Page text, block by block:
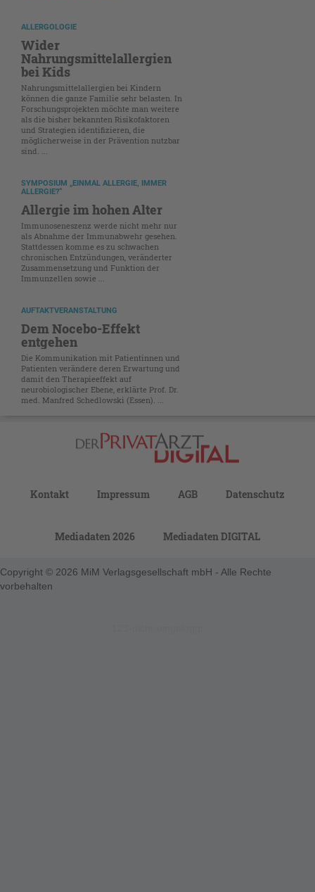
ALLERGOLOGIE
Wider
Nahrungsmittelallergien
bei Kids
Nahrungsmittelallergien bei Kindern
können die ganze Familie sehr belasten. In
Forschungsprojekten möchte man weitere
als die bisher bekannten Risikofaktoren
und Strategien identifizieren, die
möglicherweise in der Prävention nutzbar
sind. ...
SYMPOSIUM „EINMAL ALLERGIE, IMMER
ALLERGIE?“
Allergie im hohen Alter
Immunoseneszenz werde nicht mehr nur
als Abnahme der Immunabwehr gesehen.
Stattdessen komme es zu schwachen
chronischen Entzündungen, veränderter
Zusammensetzung und Funktion der
Immunzellen sowie ...
AUFTAKTVERANSTALTUNG
Dem Nocebo-Effekt
entgehen
Die Kommunikation mit Patientinnen und
Patienten verändere deren Erwartung und
damit den Therapieeffekt auf
neurobiologischer Ebene, erklärte Prof. Dr.
med. Manfred Schedlowski (Essen). ...
Kontakt Impressum AGB Datenschutz
Mediadaten 2026 Mediadaten DIGITAL
Copyright © 2026 MiM Verlagsgesellschaft mbH - Alle Rechte
vorbehalten